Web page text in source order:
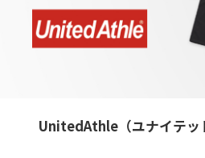
UnitedAthle（ユナイテッ